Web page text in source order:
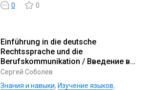
0 0
Einführung in die deutsche
Rechtssprache und die
Berufskommunikation / Введение в
немецкий язык права и
профессиональную коммуникацию
Сергей Соболев
Знания и навыки, Изучение языков,